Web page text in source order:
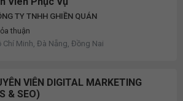
TY TNHH GHIỀN QUÁN
thuận
Chí Minh, Đà Nẵng, Đồng Nai
VIÊN DIGITAL MARKETING
& SEO)